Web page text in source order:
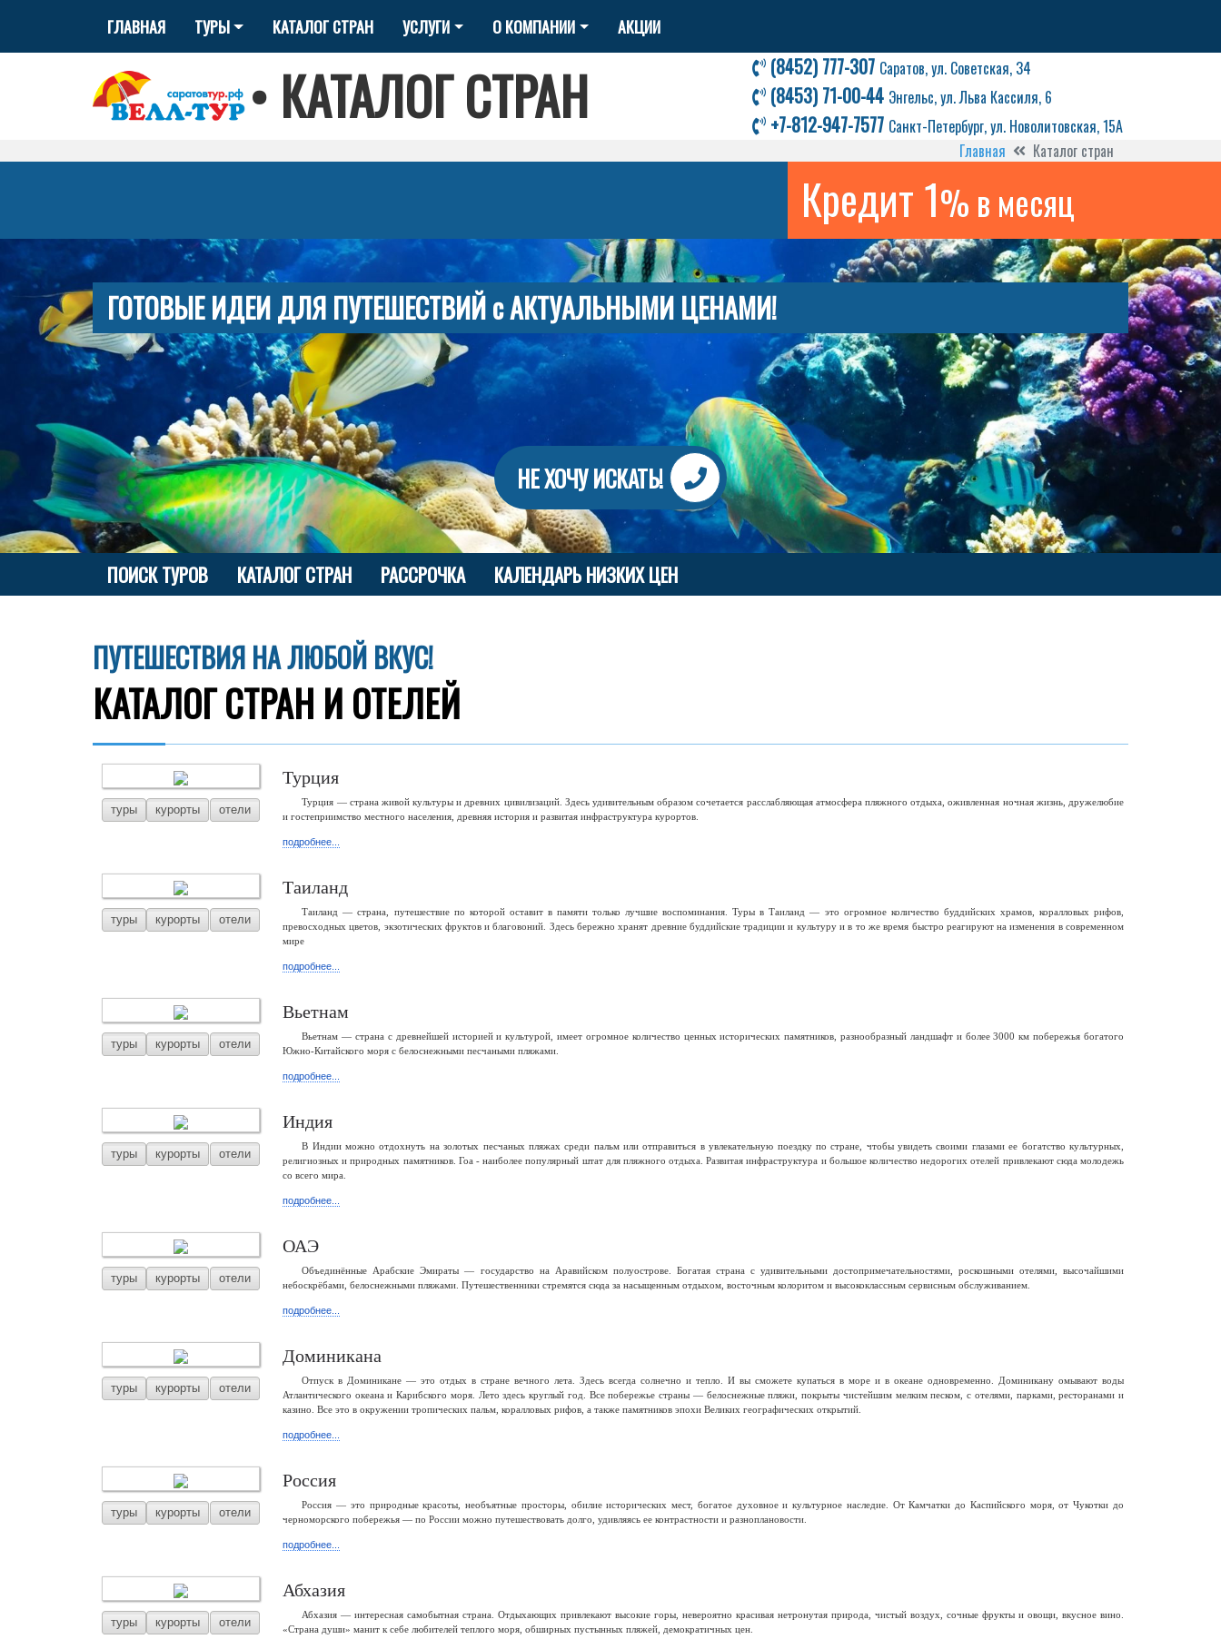
ГЛАВНАЯ ТУРЫ КАТАЛОГ СТРАН УСЛУГИ О КОМПАНИИ АКЦИИ
• КАТАЛОГ СТРАН (8452) 777-307 Саратов, ул. Советская, 34
(8453) 71-00-44 Энгельс, ул. Льва Кассиля, 6
+7-812-947-7577 Санкт-Петербург, ул. Новолитовская, 15А
Главная
Каталог стран
Кредит 1% в месяц
ГОТОВЫЕ ИДЕИ ДЛЯ ПУТЕШЕСТВИЙ с АКТУАЛЬНЫМИ ЦЕНАМИ!
НЕ ХОЧУ ИСКАТЬ!
ПОИСК ТУРОВ КАТАЛОГ СТРАН РАССРОЧКА КАЛЕНДАРЬ НИЗКИХ ЦЕН
ПУТЕШЕСТВИЯ НА ЛЮБОЙ ВКУС!
КАТАЛОГ СТРАН И ОТЕЛЕЙ
туры курорты отели
Турция
Турция — страна живой культуры и древних цивилизаций. Здесь удивительным образом сочетается расслабляющая атмосфера пляжного отдыха, оживленная ночная жизнь, дружелюбие
и гостеприимство местного населения, древняя история и развитая инфраструктура курортов.
подробнее...
туры курорты отели
Таиланд
Таиланд — страна, путешествие по которой оставит в памяти только лучшие воспоминания. Туры в Таиланд — это огромное количество буддийских храмов, коралловых рифов,
превосходных цветов, экзотических фруктов и благовоний. Здесь бережно хранят древние буддийские традиции и культуру и в то же время быстро реагируют на изменения в современном
мире
подробнее...
туры курорты отели
Вьетнам
Вьетнам — страна с древнейшей историей и культурой, имеет огромное количество ценных исторических памятников, разнообразный ландшафт и более 3000 км побережья богатого
Южно-Китайского моря с белоснежными песчаными пляжами.
подробнее...
туры курорты отели
Индия
В Индии можно отдохнуть на золотых песчаных пляжах среди пальм или отправиться в увлекательную поездку по стране, чтобы увидеть своими глазами ее богатство культурных,
религиозных и природных памятников. Гоа - наиболее популярный штат для пляжного отдыха. Развитая инфраструктура и большое количество недорогих отелей привлекают сюда молодежь
со всего мира.
подробнее...
туры курорты отели
ОАЭ
Объединённые Арабские Эмираты — государство на Аравийском полуострове. Богатая страна с удивительными достопримечательностями, роскошными отелями, высочайшими
небоскрёбами, белоснежными пляжами. Путешественники стремятся сюда за насыщенным отдыхом, восточным колоритом и высококлассным сервисным обслуживанием.
подробнее...
туры курорты отели
Доминикана
Отпуск в Доминикане — это отдых в стране вечного лета. Здесь всегда солнечно и тепло. И вы сможете купаться в море и в океане одновременно. Доминикану омывают воды
Атлантического океана и Карибского моря. Лето здесь круглый год. Все побережье страны — белоснежные пляжи, покрыты чистейшим мелким песком, с отелями, парками, ресторанами и
казино. Все это в окружении тропических пальм, коралловых рифов, а также памятников эпохи Великих географических открытий.
подробнее...
туры курорты отели
Россия
Россия — это природные красоты, необъятные просторы, обилие исторических мест, богатое духовное и культурное наследие. От Камчатки до Каспийского моря, от Чукотки до
черноморского побережья — по России можно путешествовать долго, удивляясь ее контрастности и разноплановости.
подробнее...
туры курорты отели
Абхазия
Абхазия — интересная самобытная страна. Отдыхающих привлекают высокие горы, невероятно красивая нетронутая природа, чистый воздух, сочные фрукты и овощи, вкусное вино.
«Страна души» манит к себе любителей теплого моря, обширных пустынных пляжей, демократичных цен.